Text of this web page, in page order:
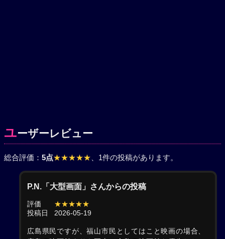
ユーザーレビュー
総合評価： 5点★★★★★ 、1件の投稿があります。
P.N.「大型画面」さんからの投稿
評価
★★★★★
投稿日
2026-05-19
広島県民ですが、福山市民としてはこと映画の場合、